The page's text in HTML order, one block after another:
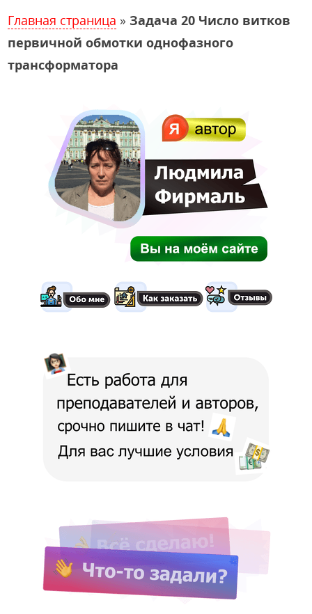
Главная страница » Задача 20 Число витков
первичной обмотки однофазного
трансформатора